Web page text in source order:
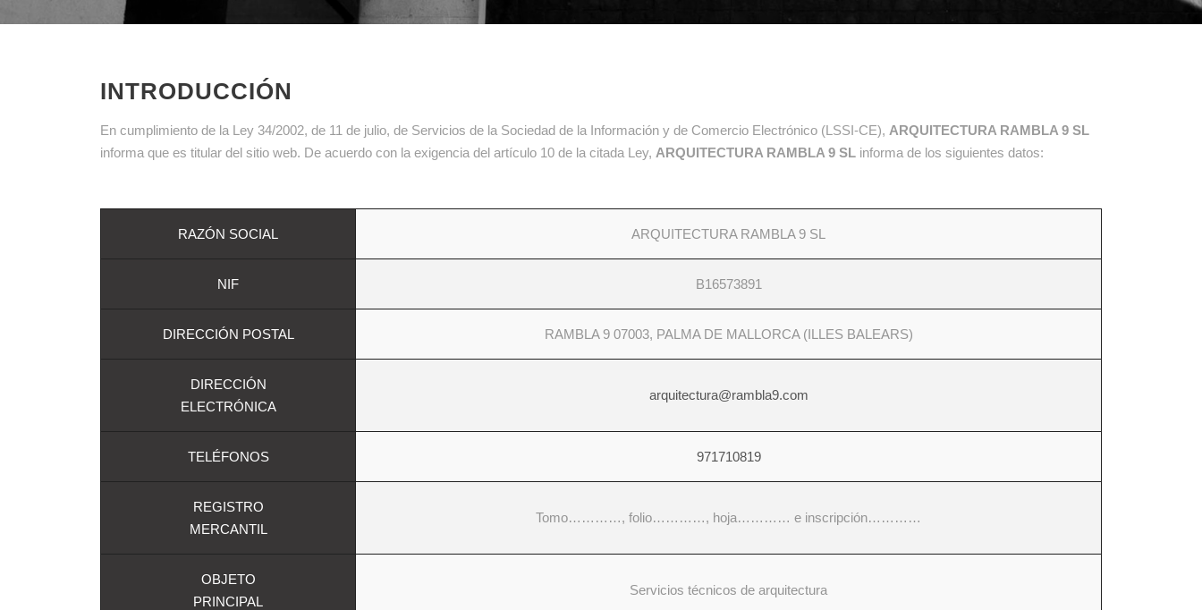
INTRODUCCIÓN
En cumplimiento de la Ley 34/2002, de 11 de julio, de Servicios de la Sociedad de la Información y de Comercio Electrónico (LSSI-CE), ARQUITECTURA RAMBLA 9 SL
informa que es titular del sitio web. De acuerdo con la exigencia del artículo 10 de la citada Ley, ARQUITECTURA RAMBLA 9 SL informa de los siguientes datos:
RAZÓN SOCIAL ARQUITECTURA RAMBLA 9 SL
NIF B16573891
DIRECCIÓN POSTAL RAMBLA 9 07003, PALMA DE MALLORCA (ILLES BALEARS)
DIRECCIÓN
ELECTRÓNICA
arquitectura@rambla9.com
TELÉFONOS 971710819
REGISTRO
MERCANTIL
Tomo…………, folio…………, hoja………… e inscripción…………
OBJETO
PRINCIPAL
Servicios técnicos de arquitectura